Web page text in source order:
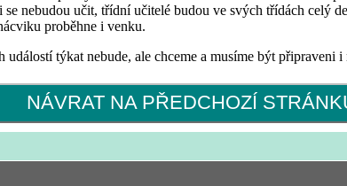
nebudou učit, třídní učitelé budou ve svých třídách celý
proběhne i venku.
týkat nebude, ale chceme a musíme být připraveni i
NÁVRAT NA PŘEDCHOZÍ